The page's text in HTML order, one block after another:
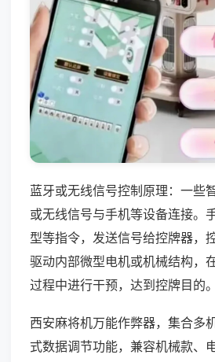
蓝牙或无线信号控制原理：一些
或无线信号与手机等设备连接。
型等指令，发送信号给控牌器，
驱动内部微型电机或机械结构，
过程中进行干预，达到控牌目的。
西安麻将机万能作弊器，集合多
式数据调节功能，兼容机械款、